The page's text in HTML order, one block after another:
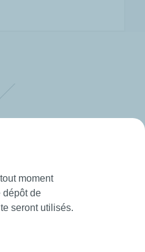
moment
dépôt de
seront utilisés.